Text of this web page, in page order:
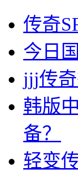
传奇
今日
jjj传
韩版
备？
轻变